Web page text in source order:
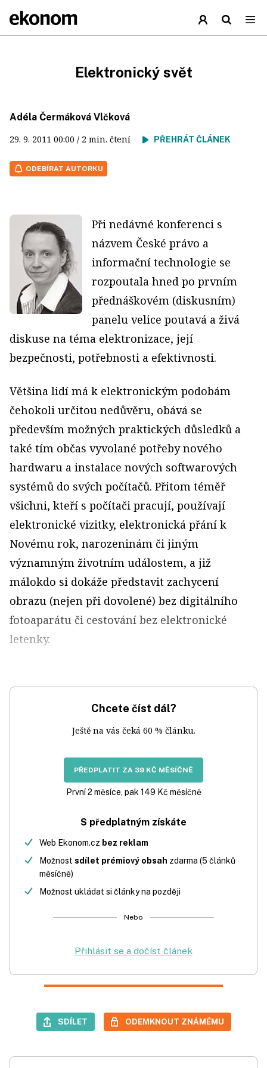
Elektronický svět
Adéla Čermáková Vlčková
29. 9. 2011 00:00 / 2 min. čtení PŘEHRÁT ČLÁNEK
ODEBÍRAT AUTORKU
Při nedávné konferenci s
názvem České právo a
informační technologie se
rozpoutala hned po prvním
přednáškovém (diskusním)
panelu velice poutavá a živá
diskuse na téma elektronizace, její
bezpečnosti, potřebnosti a efektivnosti.
Většina lidí má k elektronickým podobám
čehokoli určitou nedůvěru, obává se
především možných praktických důsledků a
také tím občas vyvolané potřeby nového
hardwaru a instalace nových softwarových
systémů do svých počítačů. Přitom téměř
všichni, kteří s počítači pracují, používají
elektronické vizitky, elektronická přání k
Novému rok, narozeninám či jiným
významným životním událostem, a již
málokdo si dokáže představit zachycení
obrazu (nejen při dovolené) bez digitálního
fotoaparátu či cestování bez elektronické
letenky.
Chcete číst dál?
Ještě na vás čeká 60 % článku.
PŘEDPLATIT ZA 39 KČ MĚSÍČNĚ
První 2 měsíce, pak 149 Kč měsíčně
S předplatným získáte
Web Ekonom.cz bez reklam
Možnost sdílet prémiový obsah zdarma (5 článků
měsíčně)
Možnost ukládat si články na později
Nebo
Přihlásit se a dočíst článek
SDÍLET ODEMKNOUT ZNÁMÉMU